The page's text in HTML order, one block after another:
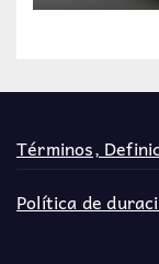
Términos,
Política de